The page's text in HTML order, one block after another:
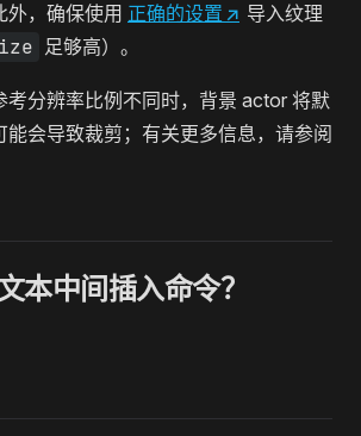
外，确保使用 正确的设置↗ 导入纹理
足够高）。
考分辨率比例不同时，背景 actor 将默
能会导致裁剪；有关更多信息，请参阅
本中间插入命令？